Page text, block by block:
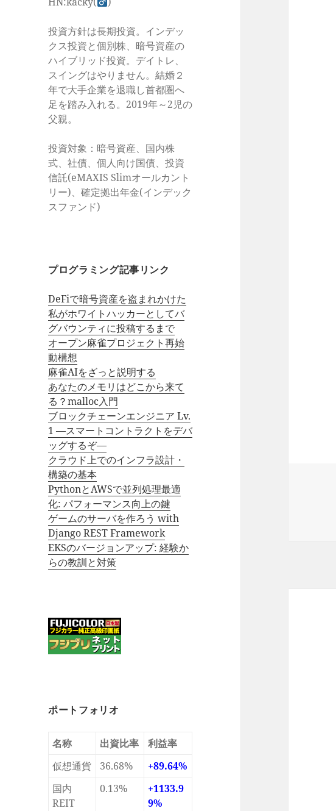
投資方針は長期投資。インデッ
クス投資と個別株、暗号資産の
ハイブリッド投資。デイトレ、
スイングはやりません。結婚２
年で大手企業を退職し首都圏へ
足を踏み入れる。2019年～2児の
父親。
投資対象：暗号資産、国内株
式、社債、個人向け国債、投資
信託(eMAXIS Slimオールカント
リー)、確定拠出年金(インデック
スファンド)
プログラミング記事リンク
DeFiで暗号資産を盗まれかけた
私がホワイトハッカーとしてバ
グバウンティに投稿するまで
オープン麻雀プロジェクト再始
動構想
麻雀AIをざっと説明する
あなたのメモリはどこから来て
る？malloc入門
ブロックチェーンエンジニア Lv.
1 —スマートコントラクトをデバ
ッグするぞ—
クラウド上でのインフラ設計・
構築の基本
PythonとAWSで並列処理最適
化: パフォーマンス向上の鍵
ゲームのサーバを作ろう with
Django REST Framework
EKSのバージョンアップ: 経験か
らの教訓と対策
ポートフォリオ
名称 出資比率
利益率
仮想通貨
36.68%
+89.64%
国内
REIT
0.13%
+1133.9
9%